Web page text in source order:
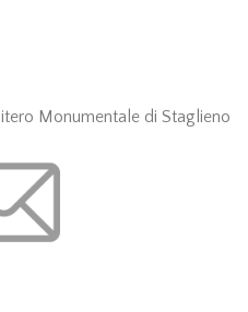
Monumentale di Staglieno